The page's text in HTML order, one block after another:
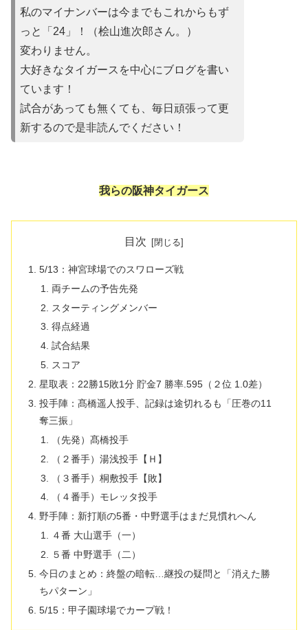
私のマイナンバーは今までもこれからもず
っと「24」！（桧山進次郎さん。）
変わりません。
大好きなタイガースを中心にブログを書い
ています！
試合があっても無くても、毎日頑張って更
新するので是非読んでください！
我らの阪神タイガース
目次
5/13：神宮球場でのスワローズ戦
両チームの予告先発
スターティングメンバー
得点経過
試合結果
スコア
星取表：22勝15敗1分 貯金7 勝率.595（２位 1.0差）
投手陣：髙橋遥人投手、記録は途切れるも「圧巻の11
奪三振」
（先発）髙橋投手
（２番手）湯浅投手【Ｈ】
（３番手）桐敷投手【敗】
（４番手）モレッタ投手
野手陣：新打順の5番・中野選手はまだ見慣れへん
４番 大山選手（一）
５番 中野選手（二）
​今日のまとめ：終盤の暗転…継投の疑問と「消えた勝
ちパターン」
5/15：甲子園球場でカープ戦！